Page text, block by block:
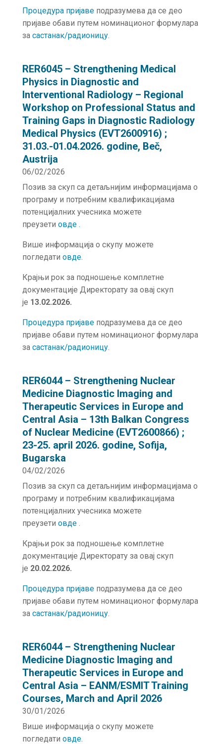
Процедура пријавеподразумева да се део
пријаве обави путем номинационог формулара
за састанак/радионицу.
RER6045 – Strengthening Medical
Physics in Diagnostic and
Interventional Radiology – Regional
Workshop on Professional Status and
Training Gaps in Diagnostic Radiology
Medical Physics (EVT2600916) ;
31.03.-01.04.2026. godine, Beč,
Austrija
06/02/2026
Позив за скуп са детаљнијим информацијама о
програму и потребним квалификацијама
потенцијалних учесника можете
преузети овде .
Више информација о скупу можете
погледати овде.
Крајњи рок за подношење комплетне
документације Директорату за овај скуп
је 13.02.2026.
Процедура пријавеподразумева да се део
пријаве обави путем номинационог формулара
за састанак/радионицу.
RER6044 – Strengthening Nuclear
Medicine Diagnostic Imaging and
Therapeutic Services in Europe and
Central Asia – 13th Balkan Congress
of Nuclear Medicine (EVT2600866) ;
23-25. april 2026. godine, Sofija,
Bugarska
04/02/2026
Позив за скуп са детаљнијим информацијама о
програму и потребним квалификацијама
потенцијалних учесника можете
преузети овде .
Крајњи рок за подношење комплетне
документације Директорату за овај скуп
је 20.02.2026.
Процедура пријавеподразумева да се део
пријаве обави путем номинационог формулара
за састанак/радионицу.
RER6044 – Strengthening Nuclear
Medicine Diagnostic Imaging and
Therapeutic Services in Europe and
Central Asia – EANM/ESMIT Training
Courses, March and April 2026
30/01/2026
Више информација о скупу можете
погледати овде.